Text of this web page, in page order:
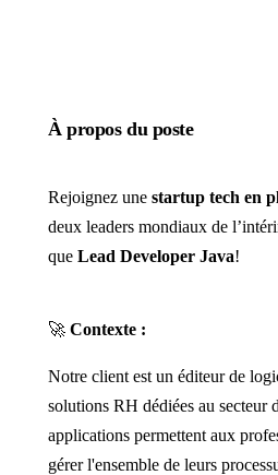
À propos du poste
Rejoignez une startup tech en
deux leaders mondiaux de
que Lead Developer Java!
🚀 Contexte :
Notre client est un éditeur de
solutions RH dédiées au secteur
applications permettent aux
gérer l'ensemble de leurs